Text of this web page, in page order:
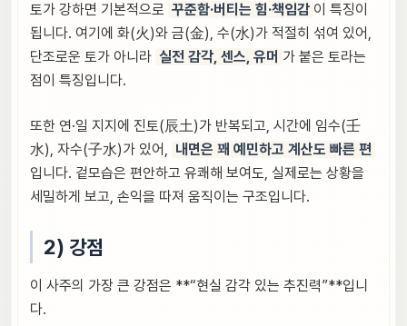
토가 강하면 기본적으로 꾸준함·버티는 힘·책임감 이 특징이
됩니다. 여기에 화(火)와 금(金), 수(水)가 적절히 섞여 있어,
단조로운 토가 아니라 실전 감각, 센스, 유머 가 붙은 토라는
점이 특징입니다.
또한 연·일 지지에 진토(辰土)가 반복되고, 시간에 임수(壬
水), 자수(子水)가 있어, 내면은 꽤 예민하고 계산도 빠른 편
입니다. 겉모습은 편안하고 유쾌해 보여도, 실제로는 상황을
세밀하게 보고, 손익을 따져 움직이는 구조입니다.
2) 강점
이 사주의 가장 큰 강점은 **“현실 감각 있는 추진력”**입니
다.